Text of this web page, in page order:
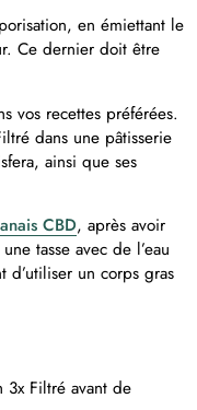
en émiettant le
Ce dernier doit être
vos recettes préférées.
dans une pâtisserie
ainsi que ses
CBD, après avoir
tasse avec de l’eau
un corps gras
3x Filtré avant de